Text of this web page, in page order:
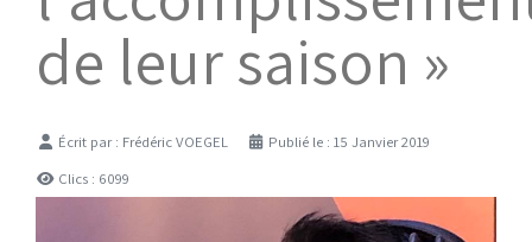
de leur saison »
DétailsÉcrit par : Frédéric VOEGEL
Publié le : 15 Janvier 2019
Clics : 6099